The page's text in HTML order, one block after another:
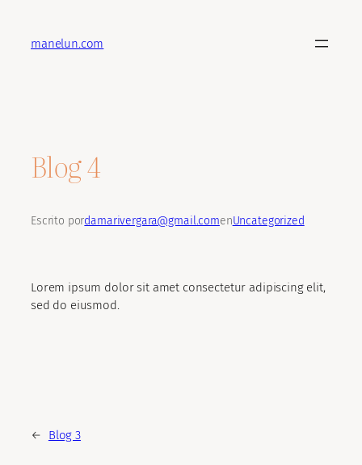
contenido
manelun.com
Blog 4
Escrito pordamarivergara@gmail.comenUncategorized
Lorem ipsum dolor sit amet consectetur adipiscing elit,
sed do eiusmod.
← Blog 3